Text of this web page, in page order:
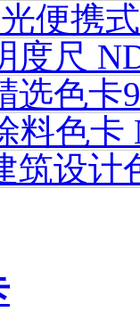
便携
度尺
选色卡
料色卡
筑设计